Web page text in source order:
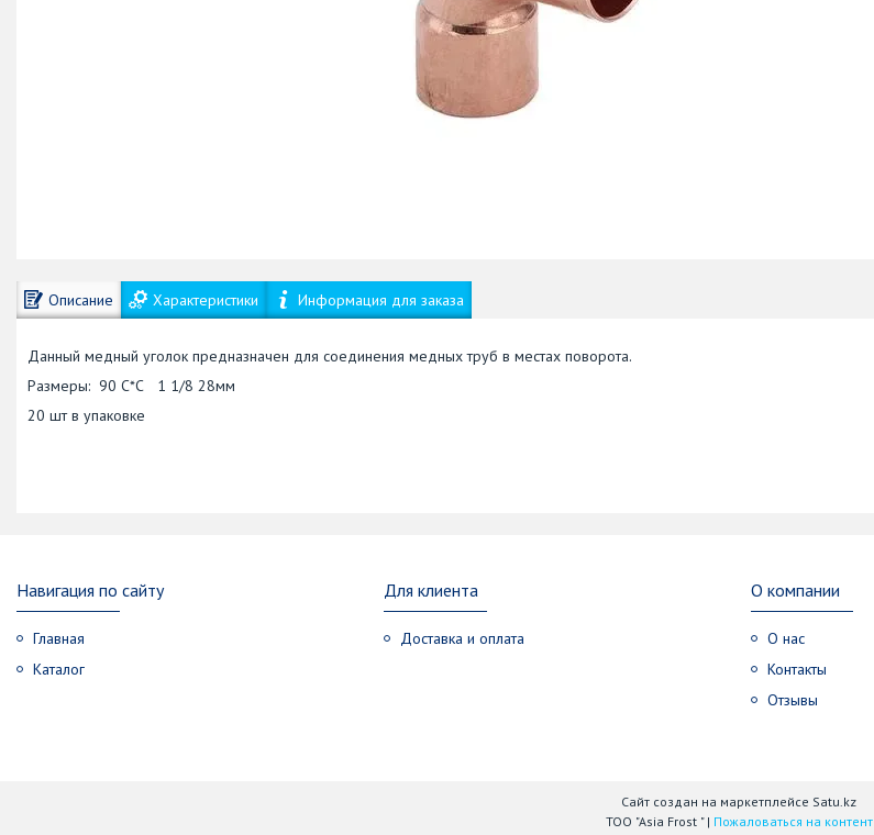
Описание Характеристики Информация для заказа
Данный медный уголок предназначен для соединения медных труб в местах поворота.
Размеры: 90 С*С 1 1/8 28мм
20 шт в упаковке
Навигация по сайту
Главная
Каталог
Для клиента
Доставка и оплата
О компании
О нас
Контакты
Отзывы
Сайт создан на маркетплейсе Satu.kz
ТОО "Asia Frost " | Пожаловаться на контент